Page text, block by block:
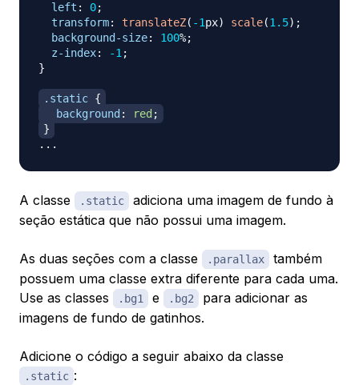
left : 0;
transform: translateZ( -1px) scale(1.5) ;
background-size: 100%;
z-index: -1;
}
.static {
background : red ;
}
A classe .static
adiciona uma imagem de fundo à
seção estática que não possui uma imagem.
As duas seções com a classe .parallax
também
possuem uma classe extra diferente para cada uma.
Use as classes
.bg1 e .bg2
para adicionar as
imagens de fundo de gatinhos.
Adicione o código a seguir abaixo da classe
.static :